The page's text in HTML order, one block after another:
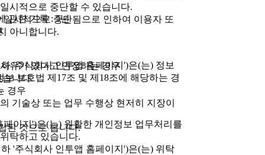
시적으로 중단할 수 있습니다.
시적으로 중단됨으로 인하여 이용자 또
아니합니다.
유가 있다고 인정하는 경우
습니다.
경우
기술상 또는 업무 수행상 현저히 지장이
된 것으로 봅니다.
관한 기록 : 5년
'주식회사 인투앱 홈페이지')은(는) 정보
보호법 제17조 및 제18조에 해당하는 경
이지')은(는) 원활한 개인정보 업무처리를
탁하고 있습니다.
'주식회사 인투앱 홈페이지')은(는) 위탁